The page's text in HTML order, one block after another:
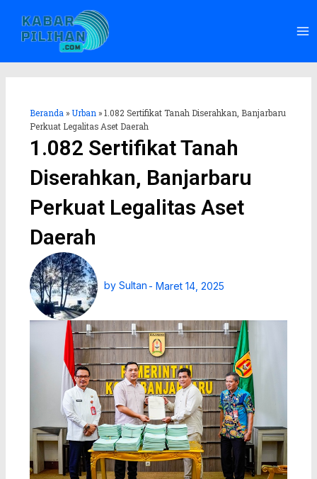
konten
Beranda » Urban » 1.082 Sertifikat Tanah Diserahkan, Banjarbaru
Perkuat Legalitas Aset Daerah
1.082 Sertifikat Tanah
Diserahkan, Banjarbaru
Perkuat Legalitas Aset
Daerah
bySultan - Maret 14, 2025